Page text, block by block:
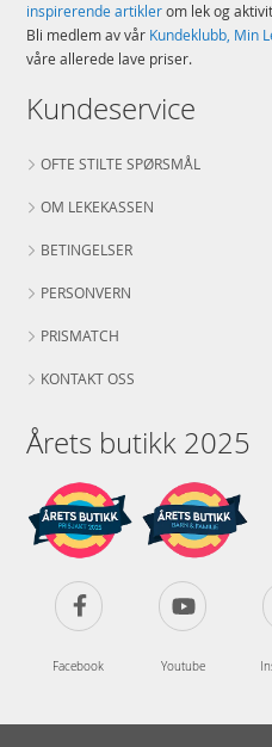
inspirerende artiklerom lek og
Bli medlem av vår Kundeklubb, Min
våre allerede lave priser.
Kundeservice
OFTE STILTE SPØRSMÅL
OM LEKEKASSEN
BETINGELSER
PERSONVERN
PRISMATCH
KONTAKT OSS
Årets butikk 2025
Facebook Youtube